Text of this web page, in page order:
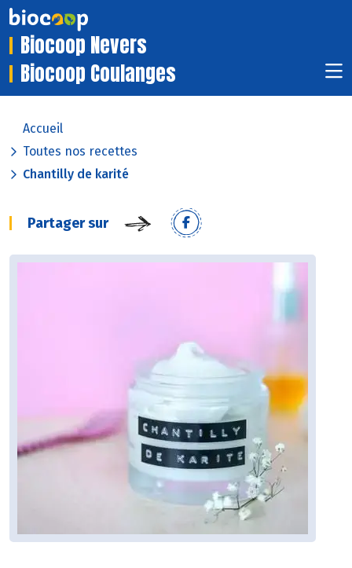
Biocoop Nevers
Biocoop Coulanges
Accueil
Toutes nos recettes
Chantilly de karité
Partager sur